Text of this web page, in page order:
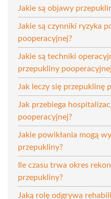
Jakie są objawy
Jakie są czynniki ryzyka
pooperacyjnej?
Jakie są techniki
przepukliny
Jak leczy się przepuklinę
Jak przebiega
pooperacyjnej?
Jakie powikłania mogą
przepukliny?
Ile czasu trwa okres
przepukliny?
Jaką rolę odgrywa